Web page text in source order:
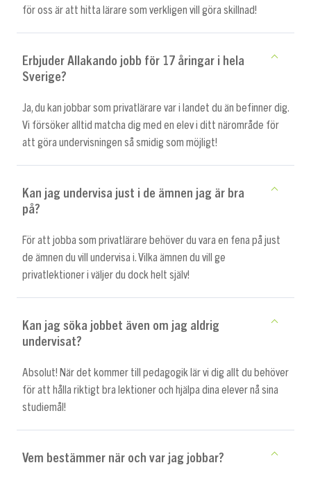
för oss är att hitta lärare som verkligen vill göra skillnad!
Erbjuder Allakando jobb för 17 åringar i hela
Sverige?
Ja, du kan jobbar som privatlärare var i landet du än befinner dig.
Vi försöker alltid matcha dig med en elev i ditt närområde för
att göra undervisningen så smidig som möjligt!
Kan jag undervisa just i de ämnen jag är bra
på?
För att jobba som privatlärare behöver du vara en fena på just
de ämnen du vill undervisa i. Vilka ämnen du vill ge
privatlektioner i väljer du dock helt själv!
Kan jag söka jobbet även om jag aldrig
undervisat?
Absolut! När det kommer till pedagogik lär vi dig allt du behöver
för att hålla riktigt bra lektioner och hjälpa dina elever nå sina
studiemål!
Vem bestämmer när och var jag jobbar?